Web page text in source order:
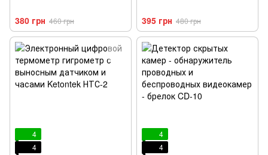
380 грн 460 грн 395 грн 480 грн
4
4
4
4